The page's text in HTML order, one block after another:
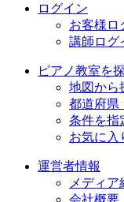
ログイン
お客様ロ
講師ログ
ピアノ教室を
地図から
都道府県
条件を指
お気に入
運営者情報
メディア